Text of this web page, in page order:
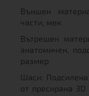
Външен
части, мек
Вътрешен
анатомичен,
размер
Шаси:
от пресирана